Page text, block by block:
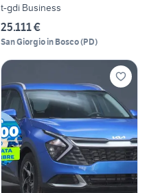
t-gdi Business
25.111 €
San Giorgio in Bosco(PD)